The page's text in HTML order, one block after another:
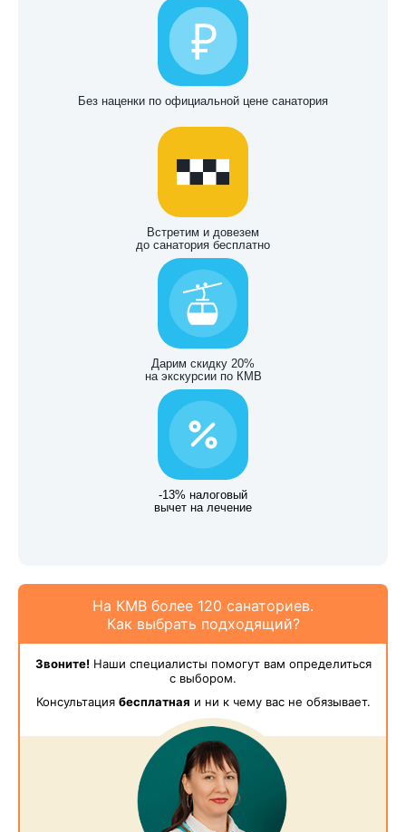
Без наценки по официальной цене санатория
Встретим и довезем
до санатория бесплатно
Дарим скидку 20%
на экскурсии по КМВ
-13% налоговый
вычет на лечение
На КМВ более 120 санаториев.
Как выбрать подходящий?
Звоните!Наши специалисты помогут вам определиться
с выбором.
Консультация бесплатная и ни к чему вас не обязывает.